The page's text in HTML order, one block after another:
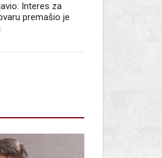
Interes za
premašio je